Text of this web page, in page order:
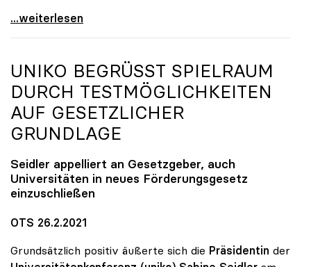
Ein Jahr Corona: Neuer Fokus auf „Leben mit der
...weiterlesen
UNIKO BEGRÜSST SPIELRAUM D
URCH TESTMÖGLICHKEITEN A
UF GESETZLICHER G
RUNDLAGE
Seidler appelliert an Gesetzgeber, auch
Universitäten in neues Förderungsgesetz
einzuschließen
OTS 26.2.2021
Grundsätzlich positiv äußerte sich die Präsidentin der